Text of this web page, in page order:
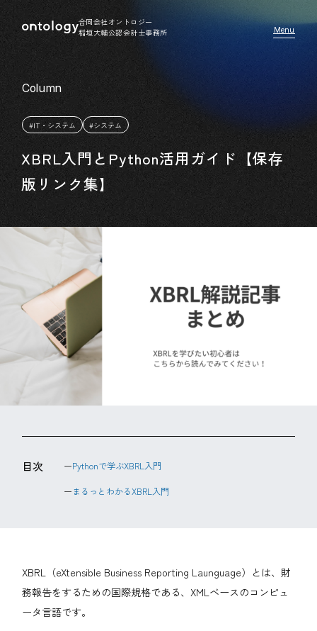
合同会社オントロジー
稲垣大輔公認会計士事務所
#IT・システム #システム
XBRL入門とPython活用ガイド【保存
版リンク集】
目次 Pythonで学ぶXBRL入門
まるっとわかるXBRL入門
XBRL（eXtensible Business Reporting Launguage）とは、財
務報告をするための国際規格である、XMLベースのコンピュ
ータ言語です。